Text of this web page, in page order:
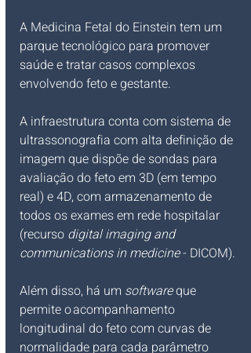
A Medicina Fetal do Einstein tem um
parque tecnológico para promover
saúde e tratar casos complexos
envolvendo feto e gestante.
A infraestrutura conta com sistema de
ultrassonografia com alta definição de
imagem que dispõe de sondas para
avaliação do feto em 3D (em tempo
real) e 4D, com armazenamento de
todos os exames em rede hospitalar
(recurso digital imaging and
communications in medicine - DICOM).
Além disso, há um software que
permite o acompanhamento
longitudinal do feto com curvas de
normalidade para cada parâmetro